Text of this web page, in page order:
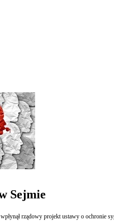
do serwisu
Sejmie
rządowy projekt ustawy o ochronie